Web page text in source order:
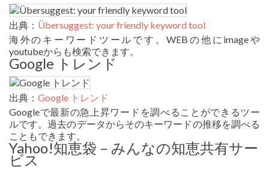
出典： Übersuggest: your friendly keyword tool
海外のキーワードツールです。WEBの他にimageや
youtubeからも検索できます。
Google トレンド
出典： Google トレンド
Googleで最新の急上昇ワードを調べることができるツー
ルです。過去のデータからそのキーワードの推移を調べる
こともできます。
Yahoo!知恵袋 – みんなの知恵共有サー
ビス